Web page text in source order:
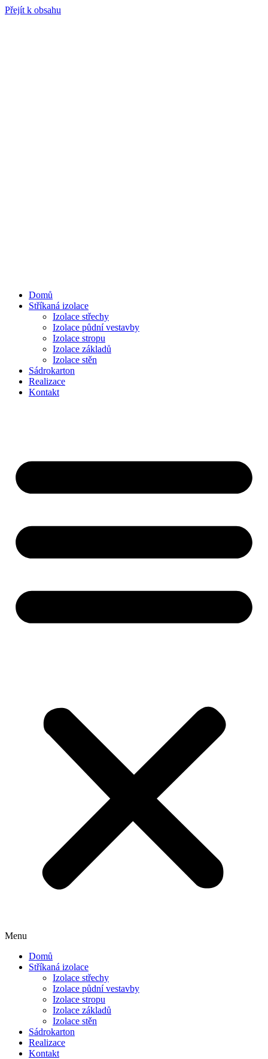
Přejít k obsahu
Domů
Stříkaná izolace
Izolace střechy
Izolace půdní vestavby
Izolace stropu
Izolace základů
Izolace stěn
Sádrokarton
Realizace
Kontakt
Menu
Domů
Stříkaná izolace
Izolace střechy
Izolace půdní vestavby
Izolace stropu
Izolace základů
Izolace stěn
Sádrokarton
Realizace
Kontakt